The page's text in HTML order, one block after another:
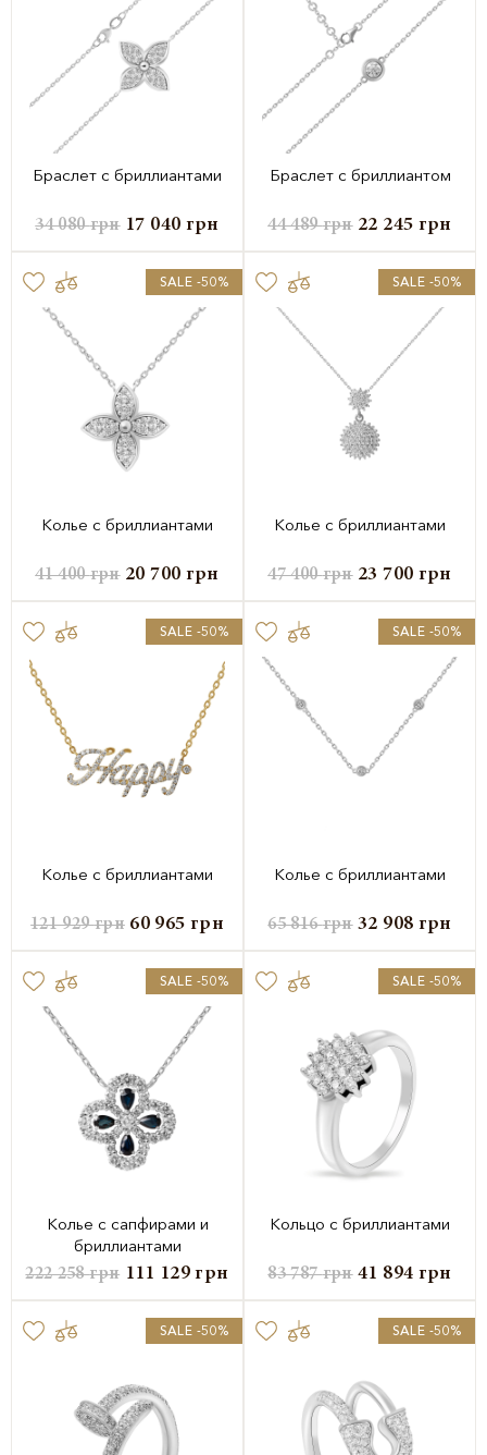
Браслет с бриллиантами
34 080грн 17 040 грн
Браслет с бриллиантом
44 489грн 22 245 грн
SALE -50%
Колье с бриллиантами
41 400грн 20 700 грн
SALE -50%
Колье с бриллиантами
47 400грн 23 700 грн
SALE -50%
Колье с бриллиантами
121 929грн 60 965 грн
SALE -50%
Колье с бриллиантами
65 816грн 32 908 грн
SALE -50%
Колье с сапфирами и
бриллиантами
222 258грн 111 129грн
SALE -50%
Кольцо с бриллиантами
83 787грн 41 894 грн
SALE -50% SALE -50%